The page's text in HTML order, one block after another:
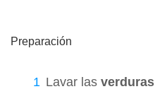
Preparación
Lavar las verduras